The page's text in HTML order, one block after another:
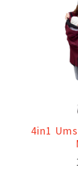
4in1